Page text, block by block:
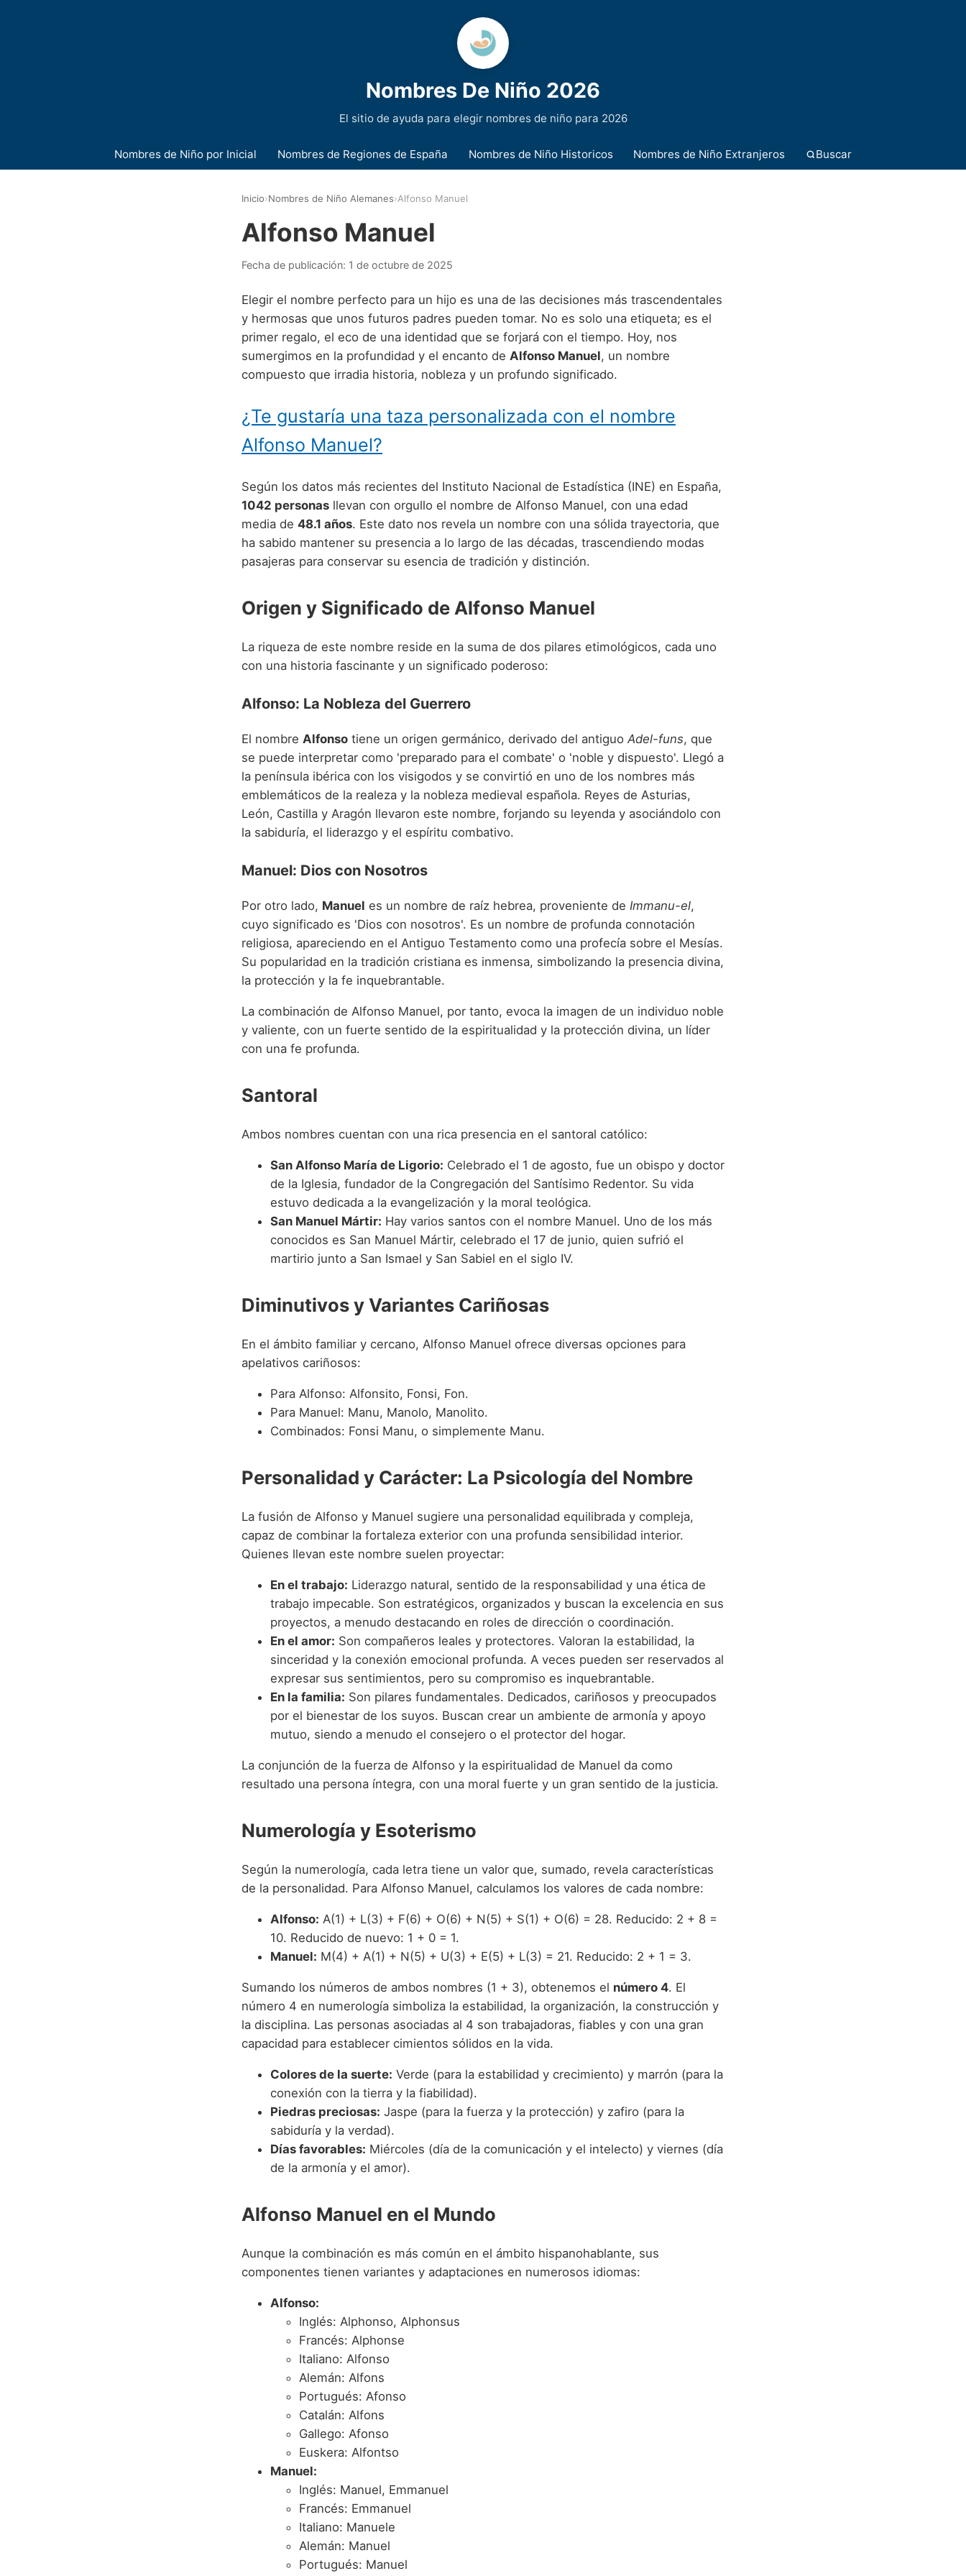
Nombres De Niño 2026
El sitio de ayuda para elegir nombres de niño para 2026
Nombres de Niño por Inicial Nombres de Regiones de España Nombres de Niño Historicos Nombres de Niño Extranjeros Buscar
Inicio›Nombres de Niño Alemanes›Alfonso Manuel
Alfonso Manuel
Fecha de publicación: 1 de octubre de 2025
Elegir el nombre perfecto para un hijo es una de las decisiones más trascendentales
y hermosas que unos futuros padres pueden tomar. No es solo una etiqueta; es el
primer regalo, el eco de una identidad que se forjará con el tiempo. Hoy, nos
sumergimos en la profundidad y el encanto de Alfonso Manuel, un nombre
compuesto que irradia historia, nobleza y un profundo significado.
¿Te gustaría una taza personalizada con el nombre
Alfonso Manuel?
Según los datos más recientes del Instituto Nacional de Estadística (INE) en España,
1042 personas llevan con orgullo el nombre de Alfonso Manuel, con una edad
media de 48.1 años. Este dato nos revela un nombre con una sólida trayectoria, que
ha sabido mantener su presencia a lo largo de las décadas, trascendiendo modas
pasajeras para conservar su esencia de tradición y distinción.
Origen y Significado de Alfonso Manuel
La riqueza de este nombre reside en la suma de dos pilares etimológicos, cada uno
con una historia fascinante y un significado poderoso:
Alfonso: La Nobleza del Guerrero
El nombre Alfonso tiene un origen germánico, derivado del antiguo Adel-funs, que
se puede interpretar como 'preparado para el combate' o 'noble y dispuesto'. Llegó a
la península ibérica con los visigodos y se convirtió en uno de los nombres más
emblemáticos de la realeza y la nobleza medieval española. Reyes de Asturias,
León, Castilla y Aragón llevaron este nombre, forjando su leyenda y asociándolo con
la sabiduría, el liderazgo y el espíritu combativo.
Manuel: Dios con Nosotros
Por otro lado, Manuel es un nombre de raíz hebrea, proveniente de Immanu-el,
cuyo significado es 'Dios con nosotros'. Es un nombre de profunda connotación
religiosa, apareciendo en el Antiguo Testamento como una profecía sobre el Mesías.
Su popularidad en la tradición cristiana es inmensa, simbolizando la presencia divina,
la protección y la fe inquebrantable.
La combinación de Alfonso Manuel, por tanto, evoca la imagen de un individuo noble
y valiente, con un fuerte sentido de la espiritualidad y la protección divina, un líder
con una fe profunda.
Santoral
Ambos nombres cuentan con una rica presencia en el santoral católico:
San Alfonso María de Ligorio: Celebrado el 1 de agosto, fue un obispo y doctor
de la Iglesia, fundador de la Congregación del Santísimo Redentor. Su vida
estuvo dedicada a la evangelización y la moral teológica.
San Manuel Mártir: Hay varios santos con el nombre Manuel. Uno de los más
conocidos es San Manuel Mártir, celebrado el 17 de junio, quien sufrió el
martirio junto a San Ismael y San Sabiel en el siglo IV.
Diminutivos y Variantes Cariñosas
En el ámbito familiar y cercano, Alfonso Manuel ofrece diversas opciones para
apelativos cariñosos:
Para Alfonso: Alfonsito, Fonsi, Fon.
Para Manuel: Manu, Manolo, Manolito.
Combinados: Fonsi Manu, o simplemente Manu.
Personalidad y Carácter: La Psicología del Nombre
La fusión de Alfonso y Manuel sugiere una personalidad equilibrada y compleja,
capaz de combinar la fortaleza exterior con una profunda sensibilidad interior.
Quienes llevan este nombre suelen proyectar:
En el trabajo: Liderazgo natural, sentido de la responsabilidad y una ética de
trabajo impecable. Son estratégicos, organizados y buscan la excelencia en sus
proyectos, a menudo destacando en roles de dirección o coordinación.
En el amor: Son compañeros leales y protectores. Valoran la estabilidad, la
sinceridad y la conexión emocional profunda. A veces pueden ser reservados al
expresar sus sentimientos, pero su compromiso es inquebrantable.
En la familia: Son pilares fundamentales. Dedicados, cariñosos y preocupados
por el bienestar de los suyos. Buscan crear un ambiente de armonía y apoyo
mutuo, siendo a menudo el consejero o el protector del hogar.
La conjunción de la fuerza de Alfonso y la espiritualidad de Manuel da como
resultado una persona íntegra, con una moral fuerte y un gran sentido de la justicia.
Numerología y Esoterismo
Según la numerología, cada letra tiene un valor que, sumado, revela características
de la personalidad. Para Alfonso Manuel, calculamos los valores de cada nombre:
Alfonso: A(1) + L(3) + F(6) + O(6) + N(5) + S(1) + O(6) = 28. Reducido: 2 + 8 =
10. Reducido de nuevo: 1 + 0 = 1.
Manuel: M(4) + A(1) + N(5) + U(3) + E(5) + L(3) = 21. Reducido: 2 + 1 = 3.
Sumando los números de ambos nombres (1 + 3), obtenemos el número 4. El
número 4 en numerología simboliza la estabilidad, la organización, la construcción y
la disciplina. Las personas asociadas al 4 son trabajadoras, fiables y con una gran
capacidad para establecer cimientos sólidos en la vida.
Colores de la suerte: Verde (para la estabilidad y crecimiento) y marrón (para la
conexión con la tierra y la fiabilidad).
Piedras preciosas: Jaspe (para la fuerza y la protección) y zafiro (para la
sabiduría y la verdad).
Días favorables: Miércoles (día de la comunicación y el intelecto) y viernes (día
de la armonía y el amor).
Alfonso Manuel en el Mundo
Aunque la combinación es más común en el ámbito hispanohablante, sus
componentes tienen variantes y adaptaciones en numerosos idiomas:
Alfonso:
Inglés: Alphonso, Alphonsus
Francés: Alphonse
Italiano: Alfonso
Alemán: Alfons
Portugués: Afonso
Catalán: Alfons
Gallego: Afonso
Euskera: Alfontso
Manuel:
Inglés: Manuel, Emmanuel
Francés: Emmanuel
Italiano: Manuele
Alemán: Manuel
Portugués: Manuel